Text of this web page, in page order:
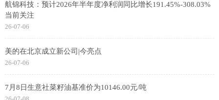
航锦科技：预计2026年半年度净利润同比增长191.45%-308.03%
当前关注
26-07-06
美的在北京成立新公司|今亮点
26-07-06
7月8日生意社菜籽油基准价为10146.00元/吨